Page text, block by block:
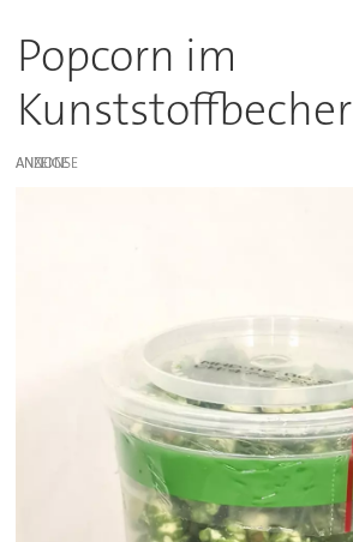
Popcorn im
Kunststoffbecher
ANZEIGE